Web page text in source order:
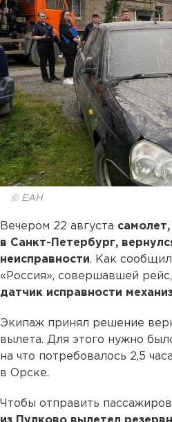
© ЕАН
Вечером 22 августа
в Санкт-Петербург,
неисправности. Как
«Россия», совершавшей
датчик исправности
Экипаж принял решение
вылета. Для этого нужно
на что потребовалось 2,5
в Орске.
Чтобы отправить